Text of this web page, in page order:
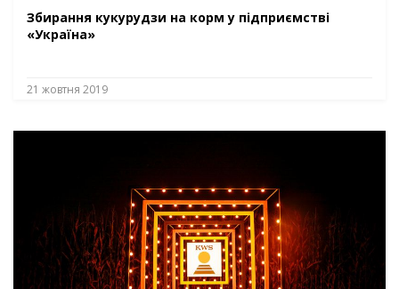
Збирання кукурудзи на корм у підприємстві
«Україна»
21 жовтня 2019